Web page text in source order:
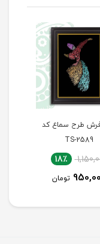
فرش طرح سماع کد
TS-2589
18٪
تومان